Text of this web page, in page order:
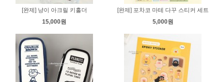
[완제] 냥이 아크릴 키홀더
15,000원
[완제] 포차코 마테 다꾸 스티커 세트
5,000원